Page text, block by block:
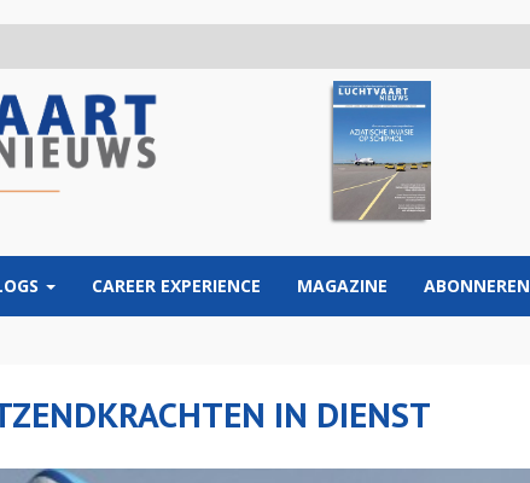
CAREER EXPERIENCE MAGAZINE ABONNEREN
IN DIENST